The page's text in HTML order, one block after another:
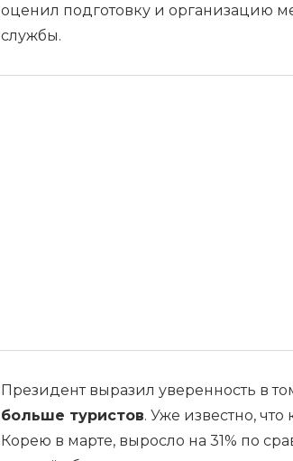
оценил подготовку и организацию
службы.
Президент выразил уверенность в
больше туристов. Уже известно,
Корею в марте, выросло на 31% по